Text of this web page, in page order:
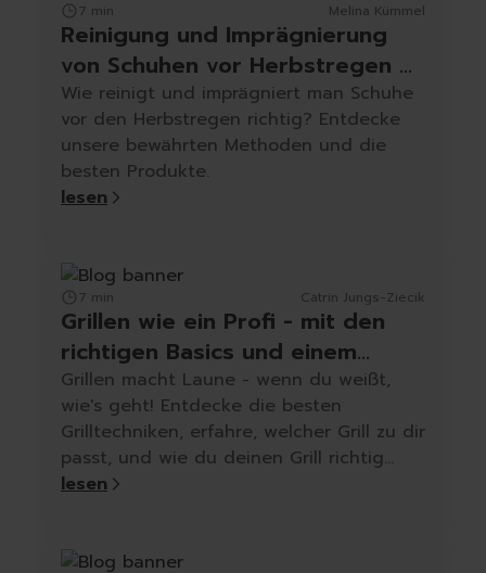
7 min Melina Kümmel
Reinigung und Imprägnierung
von Schuhen vor Herbstregen –
Teil 2
Wie reinigt und imprägniert man Schuhe
vor den Herbstregen richtig? Entdecke
unsere bewährten Methoden und die
besten Produkte.
lesen
7 min Catrin Jungs-Ziecik
Grillen wie ein Profi - mit den
richtigen Basics und einem
sauberen Grill
Grillen macht Laune - wenn du weißt,
wie's geht! Entdecke die besten
Grilltechniken, erfahre, welcher Grill zu dir
passt, und wie du deinen Grill richtig
reinigst – mit Produkttipps von
lesen